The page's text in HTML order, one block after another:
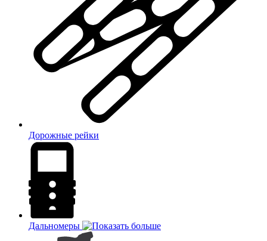
Дорожные рейки
Дальномеры